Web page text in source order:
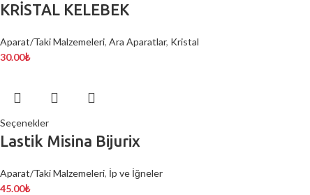
KRİSTAL KELEBEK
Aparat/Taki Malzemeleri, Ara Aparatlar, Kristal
30.00₺
Seçenekler
Lastik Misina Bijurix
Aparat/Taki Malzemeleri, İp ve İğneler
45.00₺